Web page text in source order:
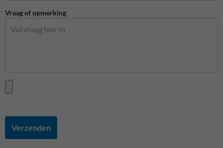
Vraag of opmerking
Verzenden